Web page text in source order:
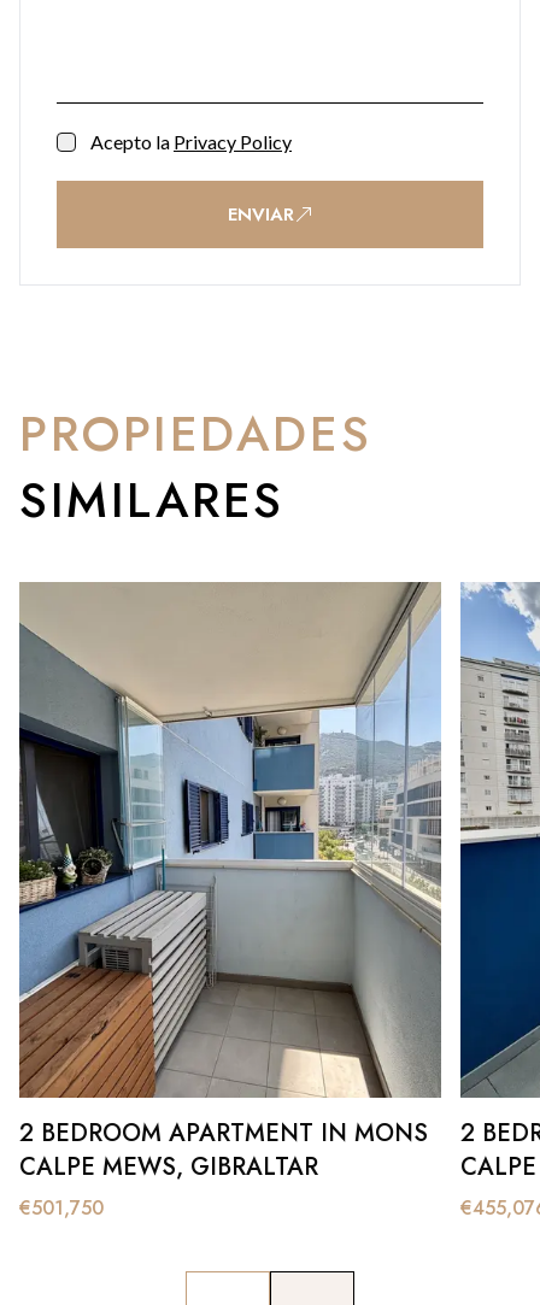
Acepto la Privacy Policy
ENVIAR
PROPIEDADES
SIMILARES
2 BEDROOM APARTMENT IN MONS
CALPE MEWS, GIBRALTAR
€501,750
2
€